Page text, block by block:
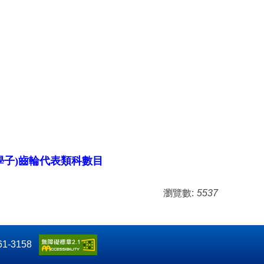
)齒輪代表類科數目
瀏覽數: 5537
3158